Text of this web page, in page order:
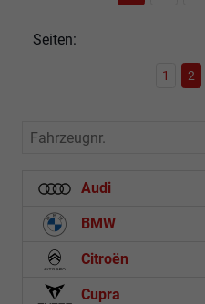
Seiten:
1 2
Fahrzeugnr.
Audi
BMW
Citroën
Cupra